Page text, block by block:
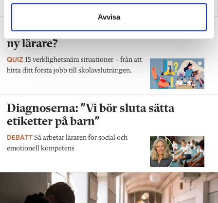
Avvisa
skapar effektiv inlärning”
hoppas på bättre villkor"
Test: Hur klarar du ditt första år som
ny lärare?
QUIZ 15 verklighetsnära situationer – från att
hitta ditt första jobb till skolavslutningen.
Diagnoserna: ”Vi bör sluta sätta
etiketter på barn”
DEBATT Så arbetar läraren för social och
emotionell kompetens